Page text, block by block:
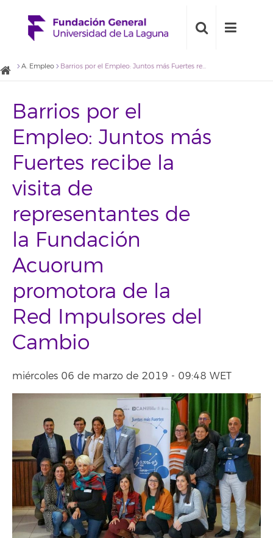
A. Empleo Barrios por el Empleo: Juntos más Fuertes recibe la visita de representantes de la Fundación Acuorum promotora de la Red Impulsores del Cambio
Barrios por el
Empleo: Juntos más
Fuertes recibe la
visita de
representantes de
la Fundación
Acuorum
promotora de la
Red Impulsores del
Cambio
miércoles 06 de marzo de 2019 - 09:48 WET